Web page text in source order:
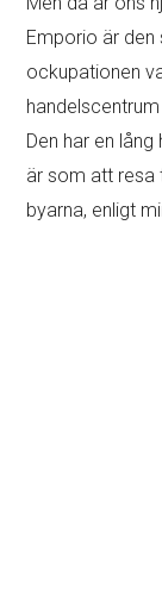
Emporio är den
ockupationen
Den har en
är som att resa
byarna, enligt